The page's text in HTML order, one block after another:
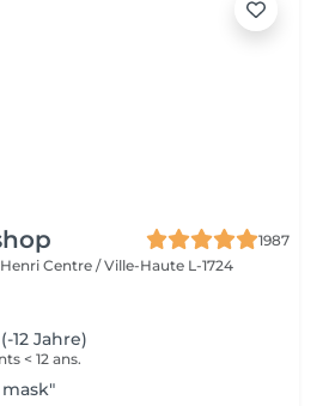
1987
Centre / Ville-Haute L-1724
12 Jahre)
< 12 ans.